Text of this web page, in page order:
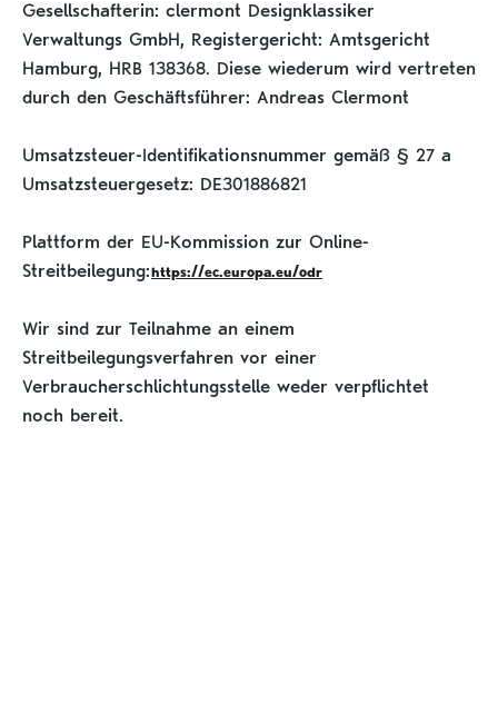
Gesellschafterin: clermont Designklassiker
Verwaltungs GmbH, Registergericht: Amtsgericht
Hamburg, HRB 138368. Diese wiederum wird vertreten
durch den Geschäftsführer: Andreas Clermont
Umsatzsteuer-Identifikationsnummer gemäß § 27 a
Umsatzsteuergesetz: DE301886821
Plattform der EU-Kommission zur Online-
Streitbeilegung:https://ec.europa.eu/odr
Wir sind zur Teilnahme an einem
Streitbeilegungsverfahren vor einer
Verbraucherschlichtungsstelle weder verpflichtet
noch bereit.